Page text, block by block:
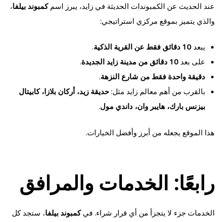
عند الحديث عن الكمبوندات الحديثة في زايد، يبرز اسمكمبوند بيلفا،
والذي يتميز بموقع مركزي استراتيجي:
يبعد10 دقائق فقط عن القرية الذكية
.
على بعد10 دقائق من مدينة زايد الجديدة
.
دقيقة واحدة فقط من شارع النزهة.
بالقرب من أهم معالم زايد مثل:حديقة زيد، أركان بلازا، كابيتال
بيزنس بارك، هايبر وان، داندي مول.
هذا الموقع يجعله من أبرز وأفضل الخيارات.
رابعًا: الخدمات والمرافق
الخدمات جزء لا يتجزأ من أي قرار شراء. فيكمبوند بيلفا، ستجد كل